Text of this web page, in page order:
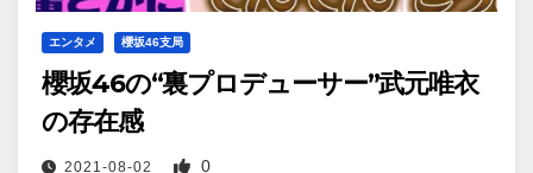
エンタメ 櫻坂46支局
櫻坂46の“裏プロデューサー”武元唯衣
の存在感
2021-08-02 0